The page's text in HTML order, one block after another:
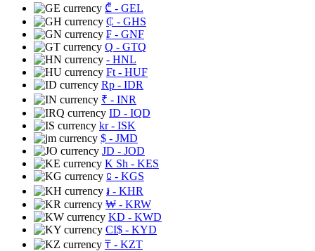
₾ - GEL
₵ - GHS
₣ - GNF
Q - GTQ
- HNL
Ft - HUF
Rp - IDR
₹ - INR
ID - IQD
kr- ISK
$ - JMD
JD - JOD
K Sh - KES
⃀ - KGS
៛ - KHR
₩ - KRW
KD - KWD
CI$ - KYD
₸ - KZT